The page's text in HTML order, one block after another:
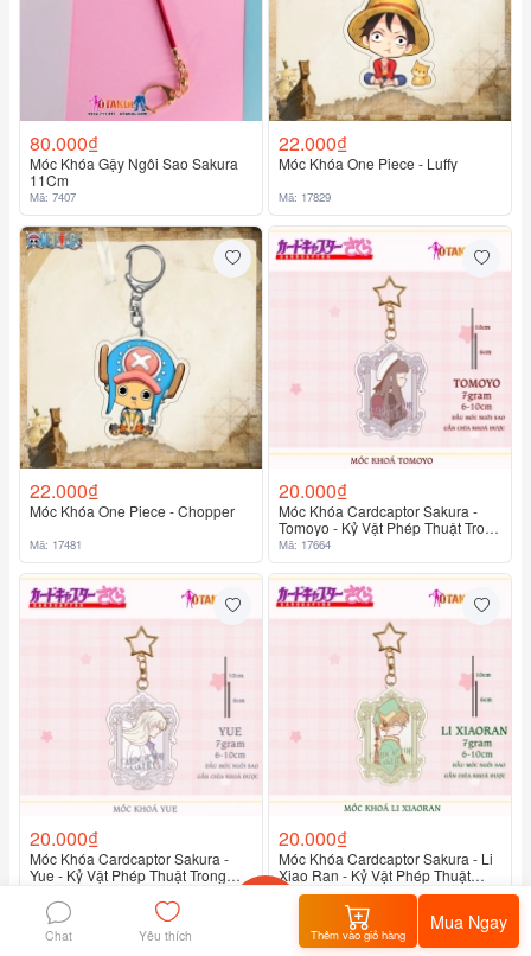
80.000₫
Móc Khóa Gậy Ngôi Sao Sakura
11Cm
Mã: 7407
22.000₫
Móc Khóa One Piece - Luffy
Mã: 17829
22.000₫
Móc Khóa One Piece - Chopper
Mã: 17481
20.000₫
Móc Khóa Cardcaptor Sakura -
Tomoyo - Kỷ Vật Phép Thuật Trong
Tầm Tay
Mã: 17664
20.000₫
Móc Khóa Cardcaptor Sakura -
Yue - Kỷ Vật Phép Thuật Trong
20.000₫
Móc Khóa Cardcaptor Sakura - Li
Xiao Ran - Kỷ Vật Phép Thuật
Trong Tầm Tay
Mã: 17662
Chat Yêu thích Thêm vào giỏ hàng
Mua Ngay
Home flashsale Giỏ hàng Tôi